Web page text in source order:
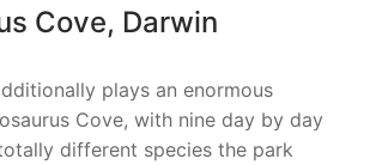
Cove, Darwin
plays an enormous
Cove, with nine day by day
different species the park